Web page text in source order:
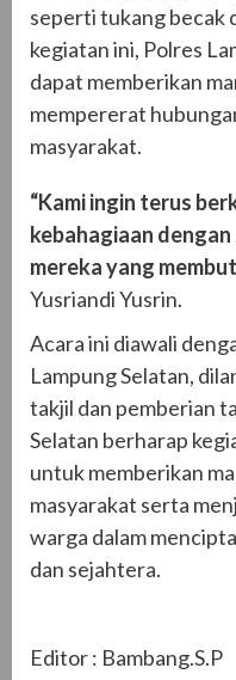
seperti tukang becak
kegiatan ini, Polres
dapat memberikan
mempererat
masyarakat.
“Kami ingin terus
kebahagiaan
mereka yang
Yusriandi Yusrin.
Acara ini diawali
Lampung Selatan,
takjil dan pemberian
Selatan berharap
untuk memberikan
masyarakat serta
warga dalam
dan sejahtera.
Editor : Bambang.S.P